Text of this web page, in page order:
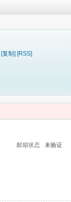
[复制] [RSS]
邮箱状态
未验证